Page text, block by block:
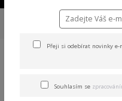
MIKINY
kapucí
Přeji si odebírat novinky e-
Souhlasím se